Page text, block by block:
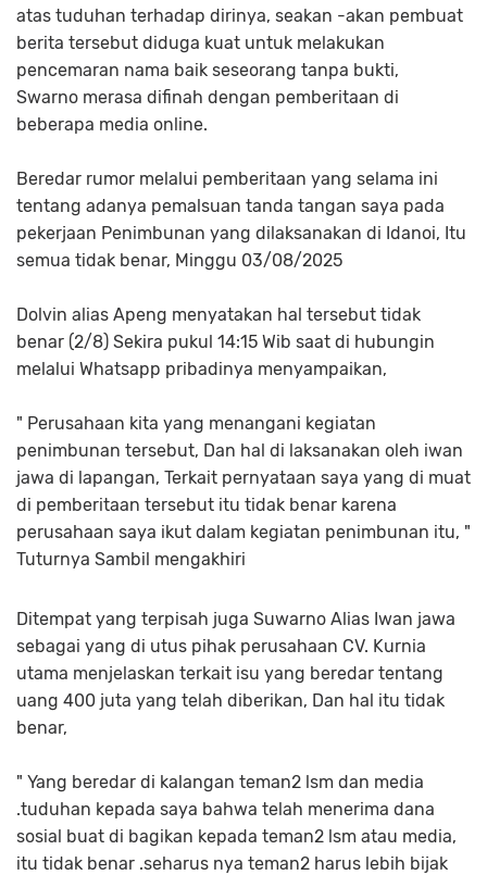
atas tuduhan terhadap dirinya, seakan -akan pembuat
berita tersebut diduga kuat untuk melakukan
pencemaran nama baik seseorang tanpa bukti,
Swarno merasa difinah dengan pemberitaan di
beberapa media online.
Beredar rumor melalui pemberitaan yang selama ini
tentang adanya pemalsuan tanda tangan saya pada
pekerjaan Penimbunan yang dilaksanakan di Idanoi, Itu
semua tidak benar, Minggu 03/08/2025
Dolvin alias Apeng menyatakan hal tersebut tidak
benar (2/8) Sekira pukul 14:15 Wib saat di hubungin
melalui Whatsapp pribadinya menyampaikan,
" Perusahaan kita yang menangani kegiatan
penimbunan tersebut, Dan hal di laksanakan oleh iwan
jawa di lapangan, Terkait pernyataan saya yang di muat
di pemberitaan tersebut itu tidak benar karena
perusahaan saya ikut dalam kegiatan penimbunan itu, "
Tuturnya Sambil mengakhiri
Ditempat yang terpisah juga Suwarno Alias Iwan jawa
sebagai yang di utus pihak perusahaan CV. Kurnia
utama menjelaskan terkait isu yang beredar tentang
uang 400 juta yang telah diberikan, Dan hal itu tidak
benar,
" Yang beredar di kalangan teman2 lsm dan media
.tuduhan kepada saya bahwa telah menerima dana
sosial buat di bagikan kepada teman2 lsm atau media,
itu tidak benar .seharus nya teman2 harus lebih bijak